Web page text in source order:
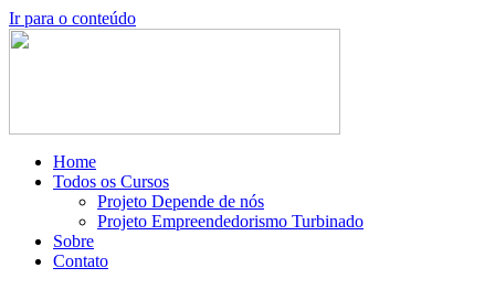
Ir para o conteúdo
Home
Todos os Cursos
Projeto Depende de nós
Projeto Empreendedorismo Turbinado
Sobre
Contato